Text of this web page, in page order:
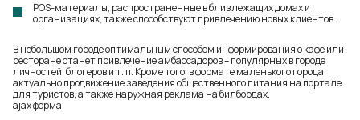
POS-материалы, распространенные в близлежащих домах и
организациях, также способствуют привлечению новых клиентов.
В небольшом городе оптимальным способом информирования о кафе или
ресторане станет привлечение амбассадоров – популярных в городе
личностей, блогеров и т. п. Кроме того, в формате маленького города
актуально продвижение заведения общественного питания на портале
для туристов, а также наружная реклама на билбордах.
ajax форма